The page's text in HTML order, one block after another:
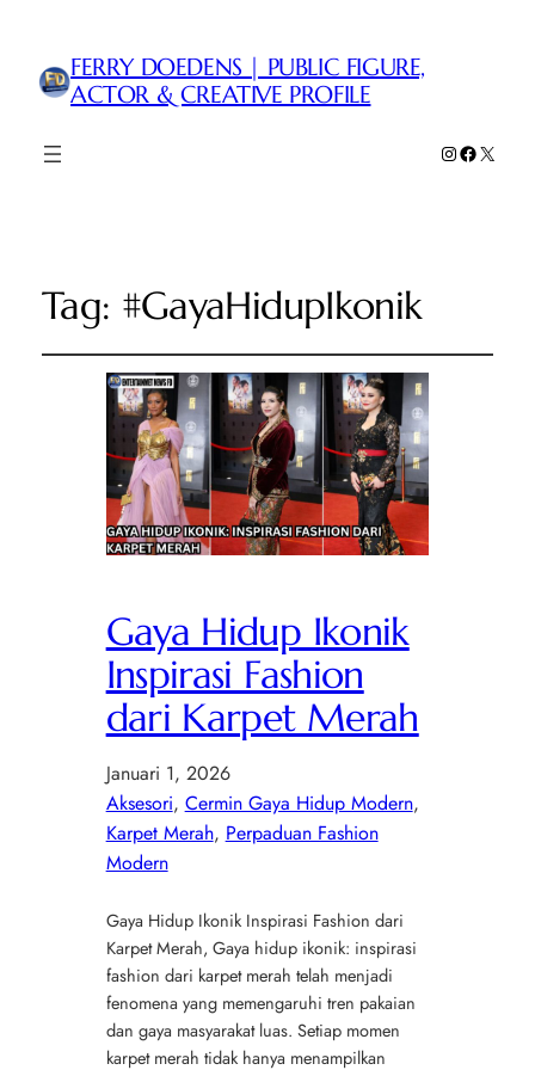
FERRY DOEDENS | PUBLIC FIGURE,
ACTOR & CREATIVE PROFILE
Instagram
Facebook
X
Tag: #GayaHidupIkonik
Gaya Hidup Ikonik
Inspirasi Fashion
dari Karpet Merah
Januari 1, 2026
Aksesori, Cermin Gaya Hidup Modern
Karpet Merah, Perpaduan Fashion
Modern
Gaya Hidup Ikonik Inspirasi Fashion dari
Karpet Merah, Gaya hidup ikonik: inspirasi
fashion dari karpet merah telah menjadi
fenomena yang memengaruhi tren pakaian
dan gaya masyarakat luas. Setiap momen
karpet merah tidak hanya menampilkan